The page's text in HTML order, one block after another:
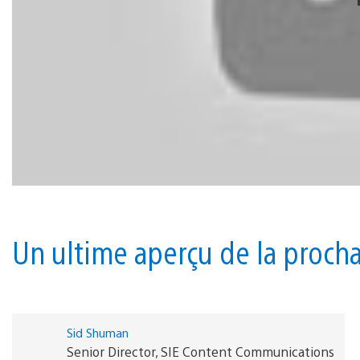
Un ultime aperçu de la
Sid Shuman
Senior Director, SIE Content Communications